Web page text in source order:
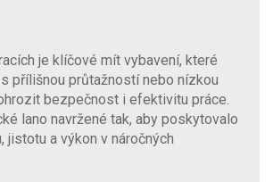
je klíčové mít vybavení, které
přílišnou průtažností nebo nízkou
bezpečnost i efektivitu práce.
lano navržené tak, aby poskytovalo
jistotu a výkon v náročných